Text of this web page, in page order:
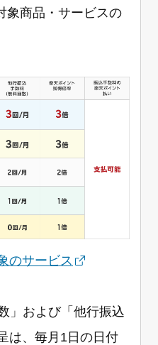
象商品・サービスの
のサービス
」および「他行振込
は、毎月1日の日付